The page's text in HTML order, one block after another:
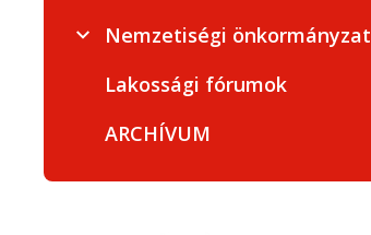
Nemzetiségi
Lakossági fórumok
ARCHÍVUM